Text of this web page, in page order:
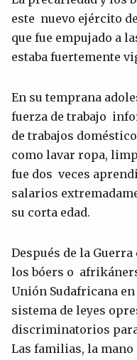
este nuevo ejército
que fue empujado a
estaba fuertemente
En su temprana
fuerza de trabajo
de trabajos
como lavar ropa,
fue dos veces
salarios
su corta edad.
Después de la
los bóers o
Unión Sudafricana
sistema de leyes
discriminatorios
Las familias, la